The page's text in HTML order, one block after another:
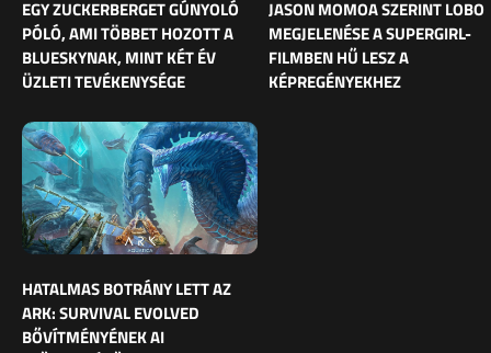
EGY ZUCKERBERGET GÚNYOLÓ
PÓLÓ, AMI TÖBBET HOZOTT A
BLUESKYNAK, MINT KÉT ÉV
ÜZLETI TEVÉKENYSÉGE
JASON MOMOA SZERINT LOBO
MEGJELENÉSE A SUPERGIRL-
FILMBEN HŰ LESZ A
KÉPREGÉNYEKHEZ
HATALMAS BOTRÁNY LETT AZ
ARK: SURVIVAL EVOLVED
BŐVÍTMÉNYÉNEK AI